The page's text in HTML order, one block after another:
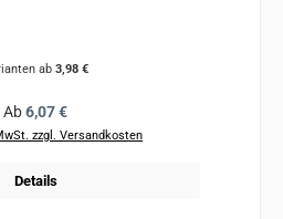
ab 3,98 €
Regulärer Preis:
Ab6,07 €
zzgl. Versandkosten
Details